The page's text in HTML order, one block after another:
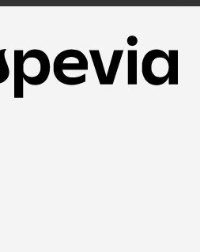
youtube
su instagram